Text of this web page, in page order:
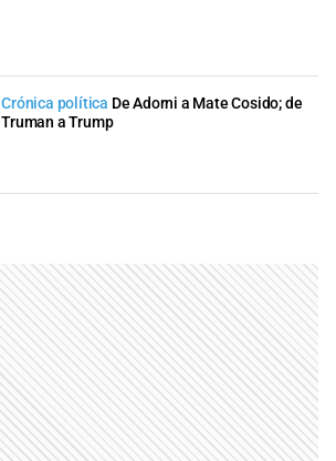
Crónica política De Adorni a Mate Cosido; de
Truman a Trump